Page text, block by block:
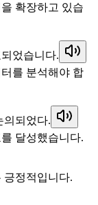
확장하고 있습
었습니다.
를 분석해야 합
의되었다.
달성했습니다.
긍정적입니다.